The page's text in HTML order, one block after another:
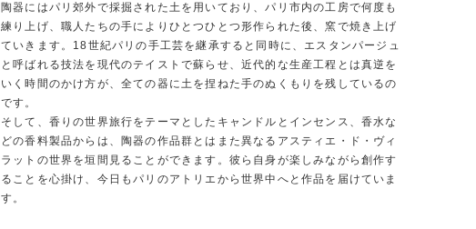
陶器にはパリ郊外で採掘された土を用いており、パリ市内の工房で何度も
練り上げ、職人たちの手によりひとつひとつ形作られた後、窯で焼き上げ
ていきます。18世紀パリの手工芸を継承すると同時に、エスタンパージュ
と呼ばれる技法を現代のテイストで蘇らせ、近代的な生産工程とは真逆を
いく時間のかけ方が、全ての器に土を捏ねた手のぬくもりを残しているの
です。
そして、香りの世界旅行をテーマとしたキャンドルとインセンス、香水な
どの香料製品からは、陶器の作品群とはまた異なるアスティエ・ド・ヴィ
ラットの世界を垣間見ることができます。彼ら自身が楽しみながら創作す
ることを心掛け、今日もパリのアトリエから世界中へと作品を届けていま
す。